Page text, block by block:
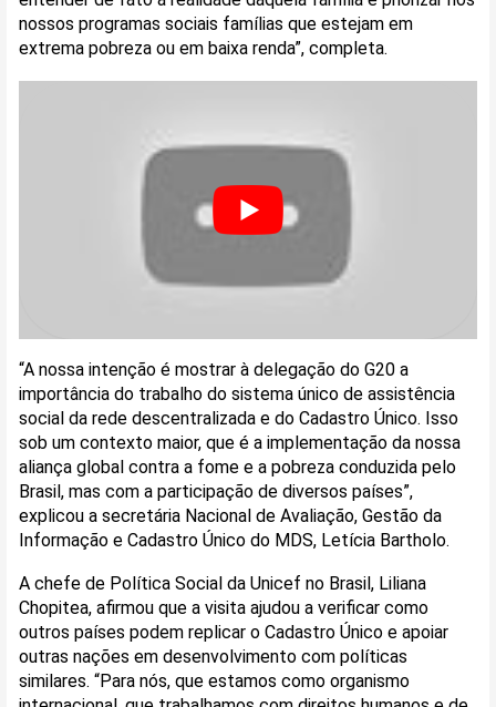
nossos programas sociais famílias que estejam em
extrema pobreza ou em baixa renda”, completa.
“A nossa intenção é mostrar à delegação do G20 a
importância do trabalho do sistema único de assistência
social da rede descentralizada e do Cadastro Único. Isso
sob um contexto maior, que é a implementação da nossa
aliança global contra a fome e a pobreza conduzida pelo
Brasil, mas com a participação de diversos países”,
explicou a secretária Nacional de Avaliação, Gestão da
Informação e Cadastro Único do MDS, Letícia Bartholo.
A chefe de Política Social da Unicef no Brasil, Liliana
Chopitea, afirmou que a visita ajudou a verificar como
outros países podem replicar o Cadastro Único e apoiar
outras nações em desenvolvimento com políticas
similares. “Para nós, que estamos como organismo